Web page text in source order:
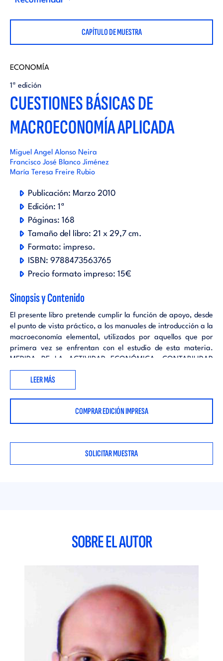
d
i
t
o
r
i
o
r
a
CAPÍTULO DE MUESTRA
ECONOMÍA
1ª edición
CUESTIONES BÁSICAS DE
MACROECONOMÍA APLICADA
Miguel Angel Alonso Neira
Francisco José Blanco Jiménez
María Teresa Freire Rubio
Publicación: Marzo 2010
Edición: 1ª
Páginas: 168
Tamaño del libro: 21 x 29,7 cm.
Formato: impreso.
ISBN: 9788473563765
Precio formato impreso: 15€
Sinopsis y Contenido
El presente libro pretende cumplir la función de apoyo, desde
el punto de vista práctico, a los manuales de introducción a la
macroeconomía elemental, utilizados por aquellos que por
primera vez se enfrentan con el estudio de esta materia.
MEDIDA DE LA ACTIVIDAD ECONÓMICA: CONTABILIDAD
NACIONAL E INDICADORES ECONÓMICOS .-. EL MODELO
RENT-GASTO SENCILLO: ECONOMÍAS DOMÉSTICAS Y
LEER MÁS
COMPRAR EDICIÓN IMPRESA
SOLICITAR MUESTRA
SOBRE EL AUTOR